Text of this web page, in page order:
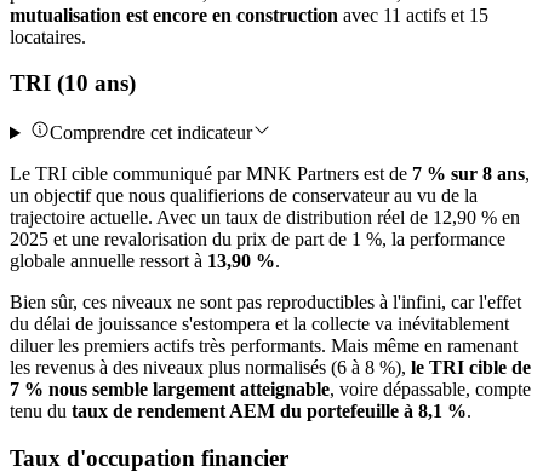
mutualisation est encore en construction avec 11 actifs et 15
locataires.
TRI (10 ans)
Comprendre cet indicateur
Le TRI cible communiqué par MNK Partners est de 7 % sur 8 ans,
un objectif que nous qualifierions de conservateur au vu de la
trajectoire actuelle. Avec un taux de distribution réel de 12,90 % en
2025 et une revalorisation du prix de part de 1 %, la performance
globale annuelle ressort à 13,90 %.
Bien sûr, ces niveaux ne sont pas reproductibles à l'infini, car l'effet
du délai de jouissance s'estompera et la collecte va inévitablement
diluer les premiers actifs très performants. Mais même en ramenant
les revenus à des niveaux plus normalisés (6 à 8 %), le TRI cible de
7 % nous semble largement atteignable, voire dépassable, compte
tenu du taux de rendement AEM du portefeuille à 8,1 %.
Taux d'occupation financier